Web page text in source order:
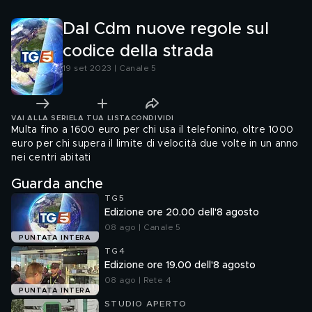
Dal Cdm nuove regole sul
codice della strada
19 set 2023 | Canale 5
VAI ALLA SERIE LA TUA LISTA CONDIVIDI
Multa fino a 1600 euro per chi usa il telefonino, oltre 1000
euro per chi supera il limite di velocità due volte in un anno
nei centri abitati
Guarda anche
PUNTATA INTERA
TG5
Edizione ore 20.00 dell'8 agosto
08 ago | Canale 5
PUNTATA INTERA
TG4
Edizione ore 19.00 dell'8 agosto
08 ago | Rete 4
STUDIO APERTO